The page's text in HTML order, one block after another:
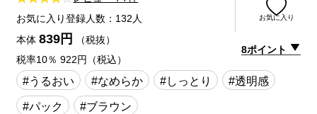
お気に入り登録人数：132人
お気に入り
本体 839円
（税抜）
税率10％ 922円（税込）
8ポイント
#うるおい #なめらか #しっとり
#透明感
#パック
#ブラウン